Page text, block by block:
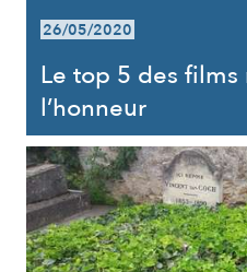
26/05/2020
Le top 5 des
l’honneur